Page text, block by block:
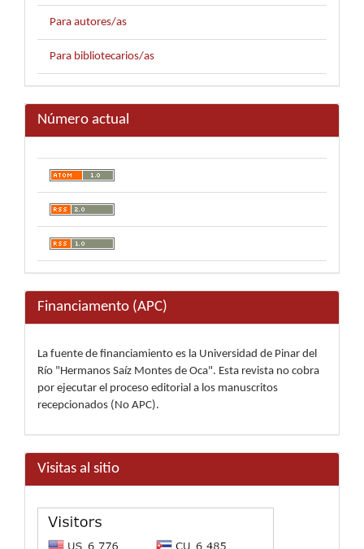
Para autores/as
Para bibliotecarios/as
Número actual
Financiamento (APC)
La fuente de financiamiento es la Universidad de Pinar del
Río "Hermanos Saíz Montes de Oca". Esta revista no cobra
por ejecutar el proceso editorial a los manuscritos
recepcionados (No APC).
Visitas al sitio